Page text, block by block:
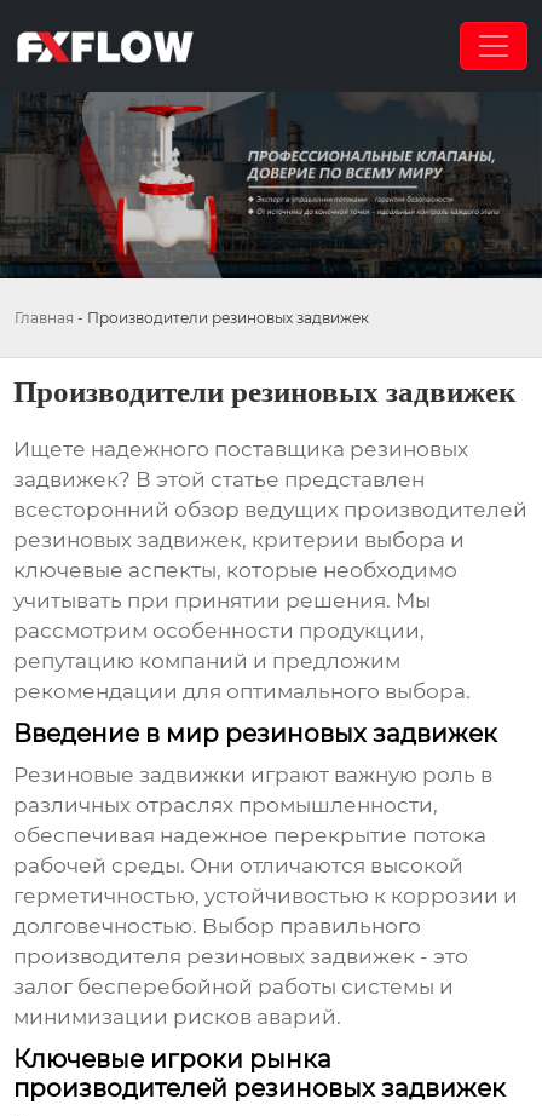
Главная - Производители резиновых задвижек
Производители резиновых задвижек
Ищете надежного поставщика резиновых
задвижек? В этой статье представлен
всесторонний обзор ведущих производителей
резиновых задвижек, критерии выбора и
ключевые аспекты, которые необходимо
учитывать при принятии решения. Мы
рассмотрим особенности продукции,
репутацию компаний и предложим
рекомендации для оптимального выбора.
Введение в мир резиновых задвижек
Резиновые задвижки играют важную роль в
различных отраслях промышленности,
обеспечивая надежное перекрытие потока
рабочей среды. Они отличаются высокой
герметичностью, устойчивостью к коррозии и
долговечностью. Выбор правильного
производителя резиновых задвижек - это
залог бесперебойной работы системы и
минимизации рисков аварий.
Ключевые игроки рынка
производителей резиновых задвижек